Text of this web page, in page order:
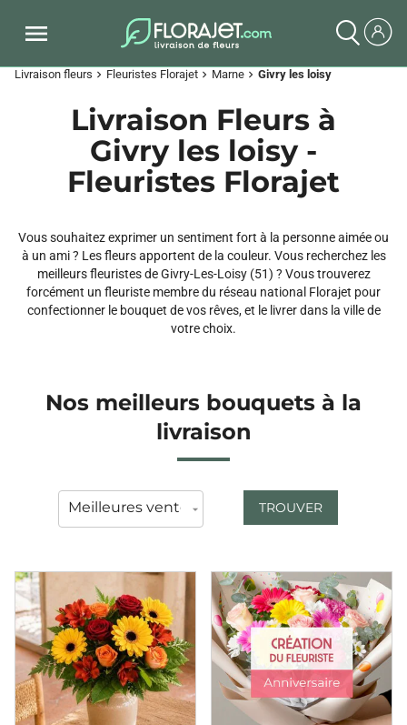
Livraison fleurs chevron_right Fleuristes Florajet chevron_right Marne chevron_right Givry les loisy
Livraison Fleurs à
Givry les loisy -
Fleuristes Florajet
Vous souhaitez exprimer un sentiment fort à la personne aimée ou
à un ami ? Les fleurs apportent de la couleur. Vous recherchez les
meilleurs fleuristes de Givry-Les-Loisy (51) ? Vous trouverez
forcément un fleuriste membre du réseau national Florajet pour
confectionner le bouquet de vos rêves, et le livrer dans la ville de
votre choix.
Nos meilleurs bouquets à la
livraison
TROUVER